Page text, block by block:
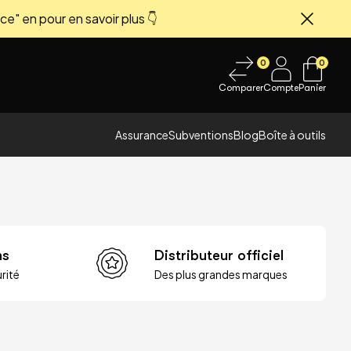
en pour en savoir plus 👇
0
ComparerCompte
0
Panier
AssuranceSubventionsBlogBoîte à outils
Distributeur officiel
Des plus grandes marques